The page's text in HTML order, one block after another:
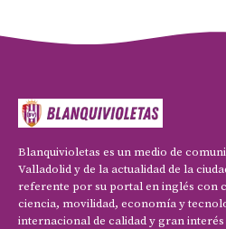
Blanquivioletas es un medio de
Valladolid y de la actualidad de la
referente por su portal en inglés con
ciencia, movilidad, economía y
internacional de calidad y gran